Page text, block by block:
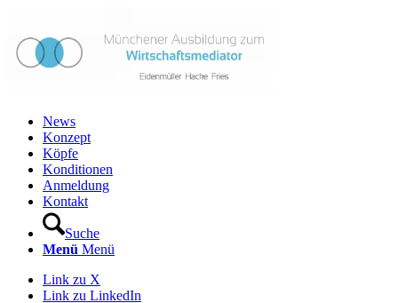
News
Konzept
Köpfe
Konditionen
Anmeldung
Kontakt
Suche
Menü Menü
Link zu X
Link zu LinkedIn